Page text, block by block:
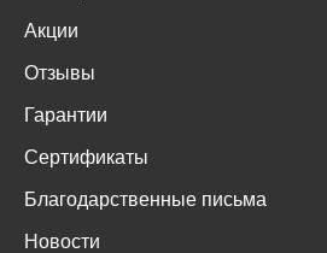
Акции
Отзывы
Гарантии
Сертификаты
Благодарственные письма
Новости